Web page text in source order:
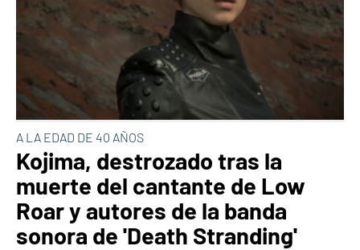
A LA EDAD DE 40 AÑOS
Kojima, destrozado tras la
muerte del cantante de Low
Roar y autores de la banda
sonora de 'Death Stranding'